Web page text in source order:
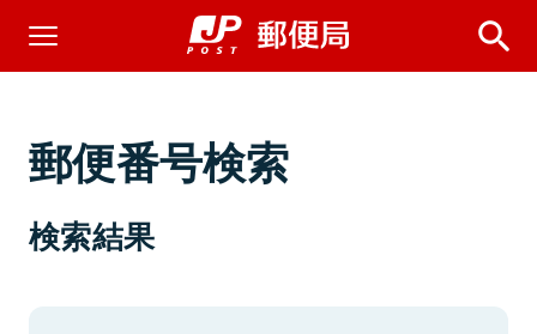
郵便番号検索
検索結果